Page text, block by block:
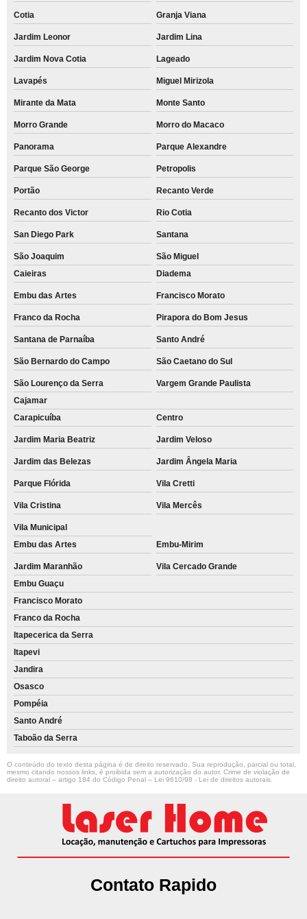
Cotia Granja Viana
Jardim Leonor Jardim Lina
Jardim Nova Cotia Lageado
Lavapés Miguel Mirizola
Mirante da Mata Monte Santo
Morro Grande Morro do Macaco
Panorama Parque Alexandre
Parque São George Petropolis
Portão Recanto Verde
Recanto dos Victor Rio Cotia
San Diego Park Santana
São Joaquim
São Miguel
Caieiras
Diadema
Embu das Artes Francisco Morato
Franco da Rocha Pirapora do Bom Jesus
Santana de Parnaíba Santo André
São Bernardo do Campo São Caetano do Sul
São Lourenço da Serra
Vargem Grande Paulista
Cajamar
Carapicuíba
Centro
Jardim Maria Beatriz Jardim Veloso
Jardim das Belezas Jardim Ângela Maria
Parque Flórida Vila Cretti
Vila Cristina Vila Mercês
Vila Municipal
Embu das Artes
Embu-Mirim
Jardim Maranhão
Vila Cercado Grande
Embu Guaçu
Francisco Morato
Franco da Rocha
Itapecerica da Serra
Itapevi
Jandira
Osasco
Pompéia
Santo André
Taboão da Serra
O conteúdo do texto desta página é de direito reservado. Sua reprodução, parcial ou total,
mesmo citando nossos links, é proibida sem a autorização do autor. Crime de violação de
direito autoral – artigo 184 do Código Penal – Lei 9610/98 - Lei de direitos autorais
Contato Rapido